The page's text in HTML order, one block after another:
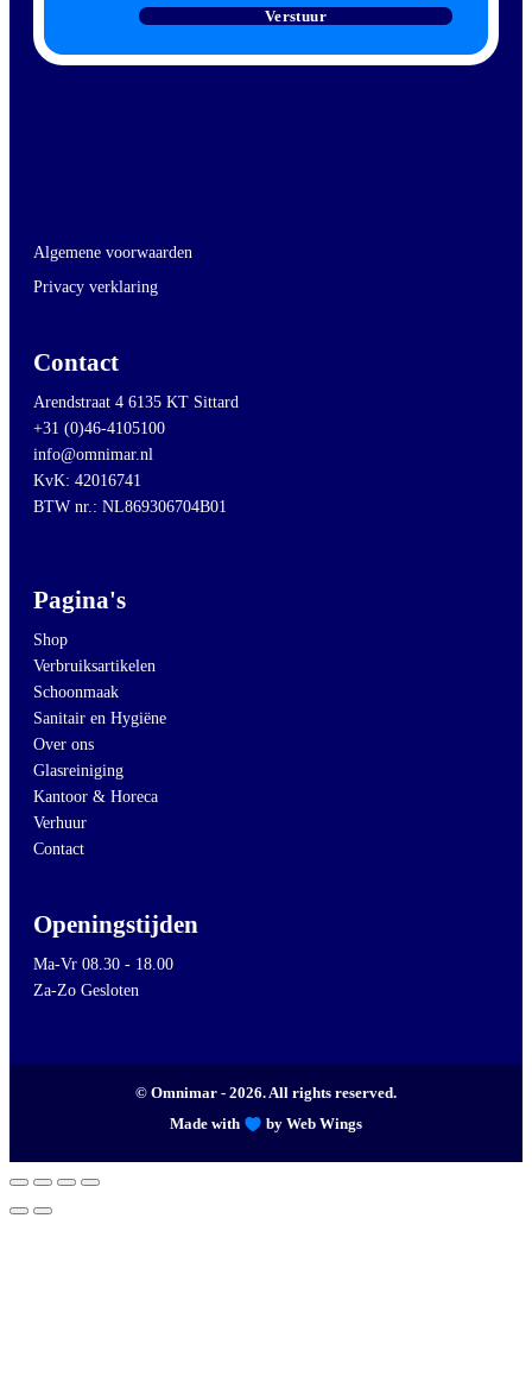
Verstuur
Algemene voorwaarden
Privacy verklaring
Contact
Arendstraat 4 6135 KT Sittard
+31 (0)46-4105100
info@omnimar.nl
KvK: 42016741
BTW nr.: NL869306704B01
Pagina's
Shop
Verbruiksartikelen
Schoonmaak
Sanitair en Hygiëne
Over ons
Glasreiniging
Kantoor & Horeca
Verhuur
Contact
Openingstijden
Ma-Vr 08.30 - 18.00
Za-Zo Gesloten
© Omnimar - 2026. All rights reserved.
Made with
by Web Wings